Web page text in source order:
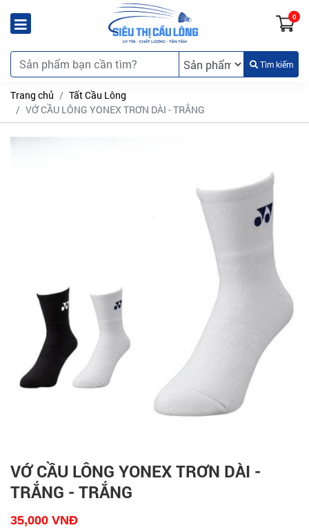
0
Tìm kiếm
Trang chủ
Tất Cầu Lông
VỚ CẦU LÔNG YONEX TRƠN DÀI - TRẮNG
VỚ CẦU LÔNG YONEX TRƠN DÀI -
TRẮNG - TRẮNG
35,000 VNĐ